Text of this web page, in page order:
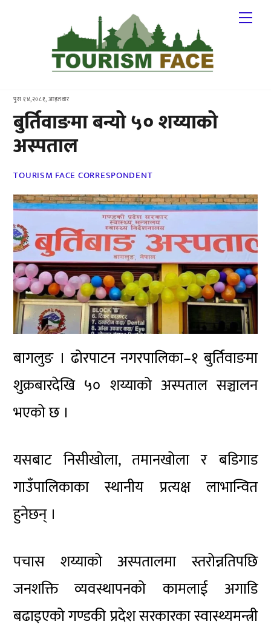
पुस १४,२०८१, आइतवार
बुर्तिवाङमा बन्यो ५० शय्याको
अस्पताल
TOURISM FACE CORRESPONDENT
बागलुङ । ढोरपाटन नगरपालिका–१ बुर्तिवाङमा
शुक्रबारदेखि ५० शय्याको अस्पताल सञ्चालन
भएको छ ।
यसबाट निसीखोला, तमानखोला र बडिगाड
गाउँपालिकाका स्थानीय प्रत्यक्ष लाभान्वित
हुनेछन् ।
पचास शय्याको अस्पतालमा स्तरोन्नतिपछि
जनशक्ति व्यवस्थापनको कामलाई अगाडि
बढाइएको गण्डकी प्रदेश सरकारका स्वास्थ्यमन्त्री